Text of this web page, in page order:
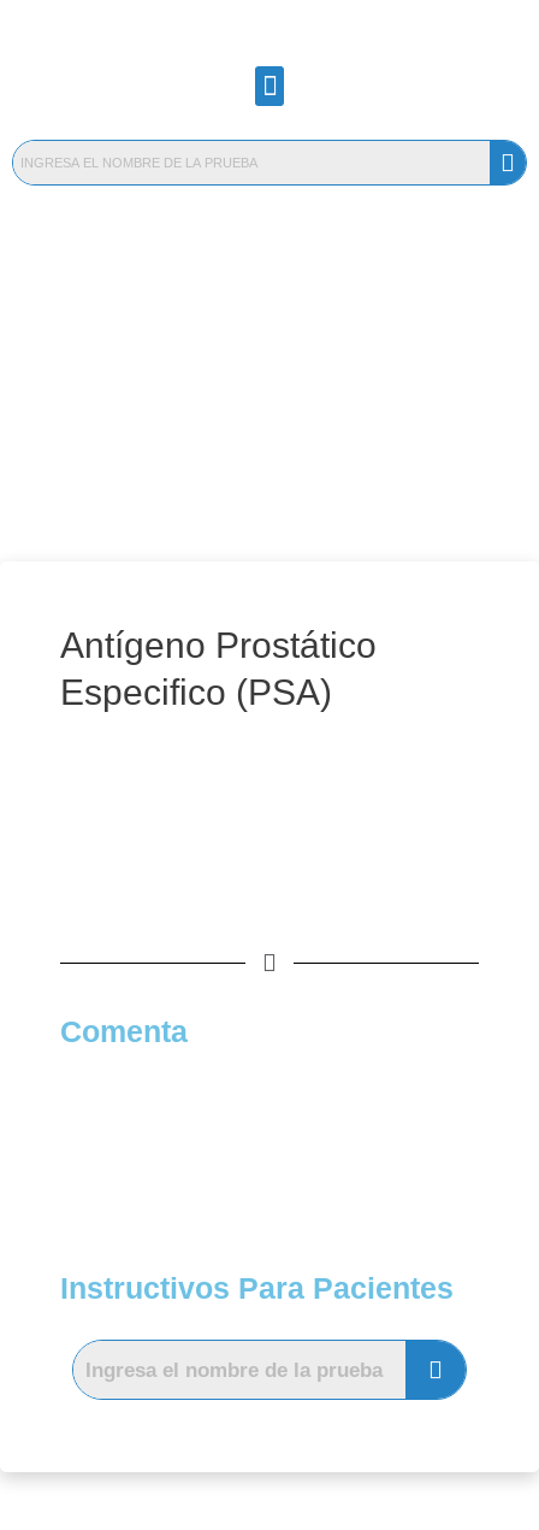
Antígeno Prostático
Especifico (PSA)
Comenta
Instructivos Para Pacientes